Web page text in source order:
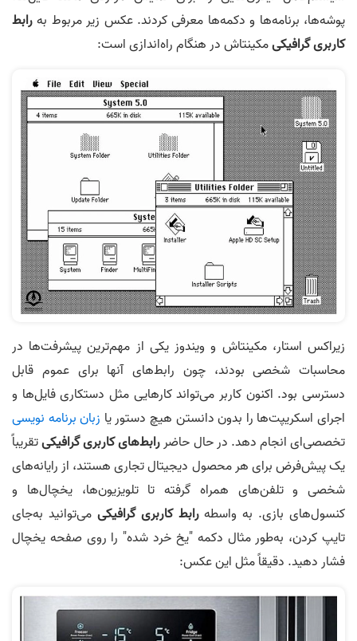
پوشه‌ها، برنامه‌ها و دکمه‌ها معرفی کردند. عکس زیر مربوط بهرابط
کاربری گرافیکیمکینتاش در هنگام راه‌اندازی است:
زیراکس استار، مکینتاش و ویندوز یکی از مهم‌ترین پیشرفت‌ها در
محاسبات شخصی بودند، چون رابط‌های آنها برای عموم قابل
دسترسی بود. اکنون کاربر می‌تواند کارهایی مثل دستکاری فایل‌ها و
اجرای اسکریپت‌ها را بدون دانستن هیچ دستور یا زبان برنامه نویسی
تخصصی‌ای انجام دهد. در حال حاضررابط‌های کاربری گرافیکیتقریباً
یک پیش‌فرض برای هر محصول دیجیتال تجاری هستند، از رایانه‌های
شخصی و تلفن‌های همراه گرفته تا تلویزیون‌ها، یخچال‌ها و
کنسول‌های بازی. به واسطهرابط کاربری گرافیکی می‌توانید به‌جای
تایپ کردن، به‌طور مثال دکمه "یخ خرد شده" را روی صفحه یخچال
فشار دهید. دقیقاً مثل این عکس: